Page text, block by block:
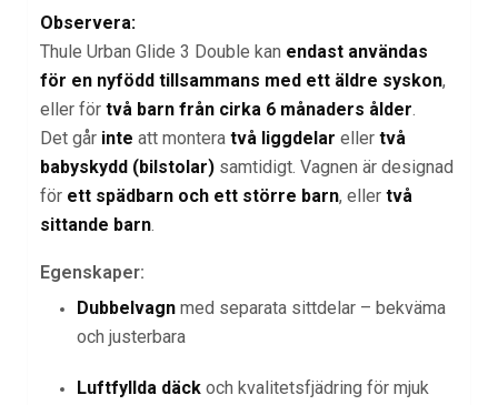
Observera:
Thule Urban Glide 3 Double kan endast användas
för en nyfödd tillsammans med ett äldre syskon,
eller för två barn från cirka 6 månaders ålder.
Det går inte att montera två liggdelar eller två
babyskydd (bilstolar) samtidigt. Vagnen är designad
för ett spädbarn och ett större barn, eller två
sittande barn.
Egenskaper:
Dubbelvagnmed separata sittdelar – bekväma
och justerbara
Luftfyllda däckoch kvalitetsfjädring för mjuk